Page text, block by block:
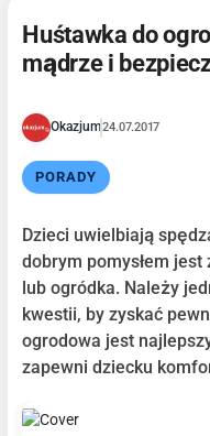
Huśtawka do
mądrze i
Okazjum24.07.2017
PORADY
Dzieci uwielbiają
dobrym pomysłem
lub ogródka. Należy
kwestii, by zyskać
ogrodowa jest
zapewni dziecku